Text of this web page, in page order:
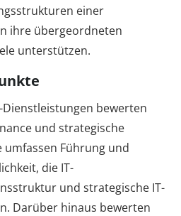
einer
ihre übergeordneten
unterstützen.
Dienstleistungen bewerten
und strategische
umfassen Führung und
die IT-
und strategische IT-
Darüber hinaus bewerten